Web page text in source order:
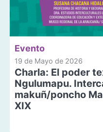
Evento
19 de Mayo de 2026
Charla: El poder
Ngulumapu.
makuñ/poncho
XIX